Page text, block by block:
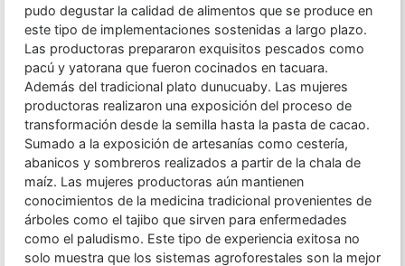
pudo degustar la calidad de alimentos que se produce en
este tipo de implementaciones sostenidas a largo plazo.
Las productoras prepararon exquisitos pescados como
pacú y yatorana que fueron cocinados en tacuara.
Además del tradicional plato dunucuaby. Las mujeres
productoras realizaron una exposición del proceso de
transformación desde la semilla hasta la pasta de cacao.
Sumado a la exposición de artesanías como cestería,
abanicos y sombreros realizados a partir de la chala de
maíz. Las mujeres productoras aún mantienen
conocimientos de la medicina tradicional provenientes de
árboles como el tajibo que sirven para enfermedades
como el paludismo. Este tipo de experiencia exitosa no
solo muestra que los sistemas agroforestales son la mejor